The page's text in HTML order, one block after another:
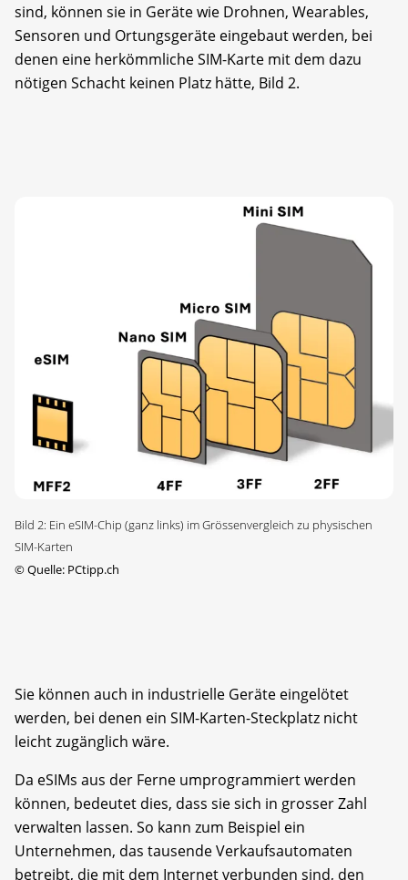
sind, können sie in Geräte wie Drohnen, Wearables,
Sensoren und Ortungsgeräte eingebaut werden, bei
denen eine herkömmliche SIM-Karte mit dem dazu
nötigen Schacht keinen Platz hätte, Bild 2.
Bild 2: Ein eSIM-Chip (ganz links) im Grössenvergleich zu physischen
SIM-Karten
©Quelle: PCtipp.ch
Sie können auch in industrielle Geräte eingelötet
werden, bei denen ein SIM-Karten-Steckplatz nicht
leicht zugänglich wäre.
Da eSIMs aus der Ferne umprogrammiert werden
können, bedeutet dies, dass sie sich in grosser Zahl
verwalten lassen. So kann zum Beispiel ein
Unternehmen, das tausende Verkaufsautomaten
betreibt, die mit dem Internet verbunden sind, den